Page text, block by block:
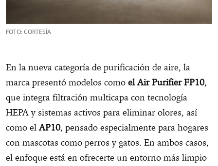
FOTO: CORTESÍA
En la nueva categoría de purificación de aire, la
marca presentó modelos como el Air Purifier FP10,
que integra filtración multicapa con tecnología
HEPA y sistemas activos para eliminar olores, así
como elAP10, pensado especialmente para hogares
con mascotas como perros y gatos. En ambos casos,
el enfoque está en ofrecerte un entorno más limpio